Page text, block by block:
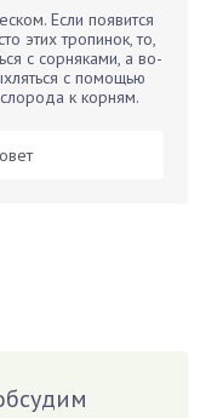
Если появится
этих тропинок, то,
с сорняками, а во-
с помощью
к корням.